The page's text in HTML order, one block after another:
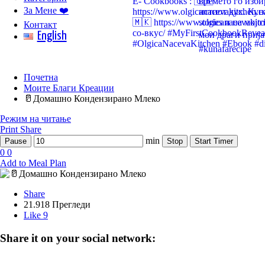
За Мене ❤️
Контакт
English
Почетна
Моите Благи Креации
🥛Домашно Кондензирано Млеко
Режим на читање
Print Share
Pause min Stop Start Timer
0 0
Add to Meal Plan
Share
21.918 Прегледи
Like 9
Share it on your social network: